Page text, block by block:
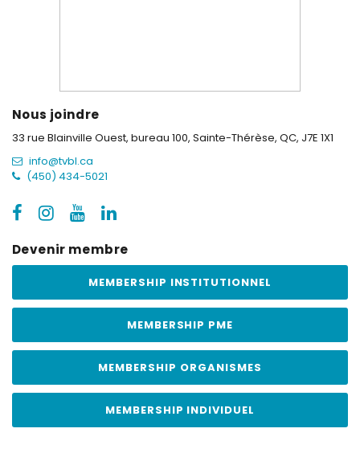
Nous joindre
33 rue Blainville Ouest, bureau 100, Sainte-Thérèse, QC, J7E 1X1
info@tvbl.ca
(450) 434-5021
Devenir membre
MEMBERSHIP INSTITUTIONNEL
MEMBERSHIP PME
MEMBERSHIP ORGANISMES
MEMBERSHIP INDIVIDUEL